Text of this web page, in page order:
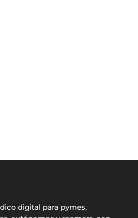
digital para pymes,